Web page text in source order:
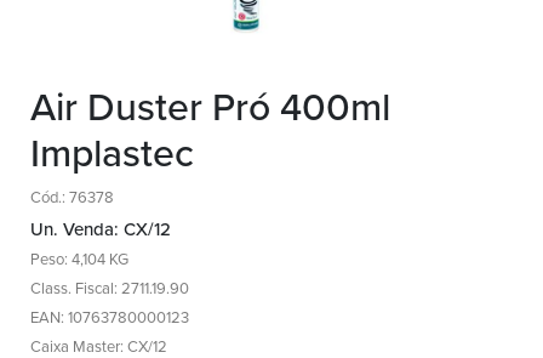
Air Duster Pró 400ml
Implastec
Cód.: 76378
Un. Venda: CX/12
Peso: 4,104 KG
Class. Fiscal: 2711.19.90
EAN: 10763780000123
Caixa Master: CX/12